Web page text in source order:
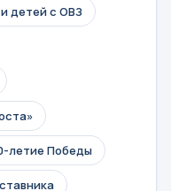
детей с ОВЗ
летие Победы